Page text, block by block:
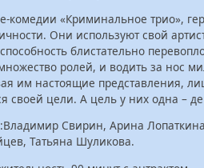
комедии «Криминальное трио»,
Они используют свой
блистательно
ролей, и водить за нос
им настоящие представления,
своей цели. А цель у них одна –
Свирин, Арина
Татьяна Шуликова.